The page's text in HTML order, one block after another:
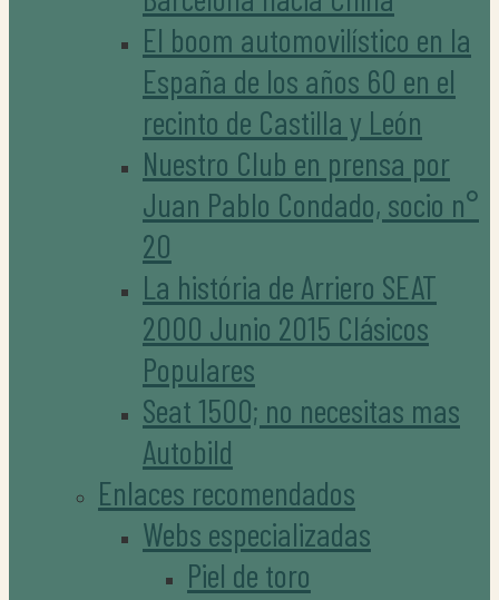
El boom automovilístico en la
España de los años 60 en el
recinto de Castilla y León
Nuestro Club en prensa por
Juan Pablo Condado, socio n°
20
La história de Arriero SEAT
2000 Junio 2015 Clásicos
Populares
Seat 1500; no necesitas mas
Autobild
Enlaces recomendados
Webs especializadas
Piel de toro